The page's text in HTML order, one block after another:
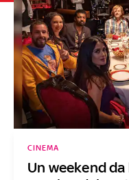
Un weekend
CINEMA